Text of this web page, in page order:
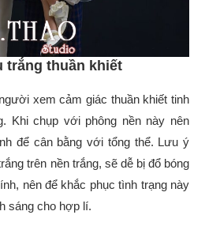
trắng thuần khiết
xem cảm giác thuần khiết tinh
Khi chụp với phông nền này nên
để cân bằng với tổng thể. Lưu ý
trên nền trắng, sẽ dễ bị đổ bóng
nên để khắc phục tình trạng này
sáng cho hợp lí.